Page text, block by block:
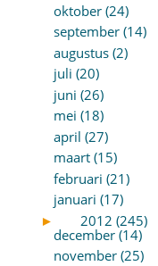
oktober (24)
september (14)
augustus (2)
juli (20)
juni (26)
mei (18)
april (27)
maart (15)
februari (21)
januari (17)
►
2012 (245)
december (14)
november (25)